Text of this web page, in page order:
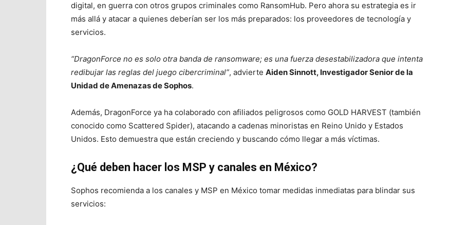
digital, en guerra con otros grupos criminales como RansomHub. Pero ahora su estrategia es ir
más allá y atacar a quienes deberían ser los más preparados: los proveedores de tecnología y
servicios.
“DragonForce no es solo otra banda de ransomware; es una fuerza desestabilizadora que intenta
redibujar las reglas del juego cibercriminal”, advierte Aiden Sinnott, Investigador Senior de la
Unidad de Amenazas de Sophos.
Además, DragonForce ya ha colaborado con afiliados peligrosos como GOLD HARVEST (también
conocido como Scattered Spider), atacando a cadenas minoristas en Reino Unido y Estados
Unidos. Esto demuestra que están creciendo y buscando cómo llegar a más víctimas.
¿Qué deben hacer los MSP y canales en México?
Sophos recomienda a los canales y MSP en México tomar medidas inmediatas para blindar sus
servicios: